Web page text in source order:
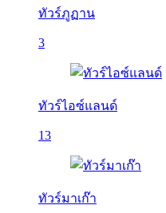
ทัวร์ภูฏาน
3
ทัวร์ไอซ์แลนด์
13
ทัวร์มาเก๊า